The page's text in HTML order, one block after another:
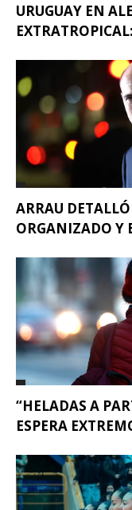
URUGUAY EN
ARRAU
ORGANIZADO Y
“HELADAS A
ESPERA